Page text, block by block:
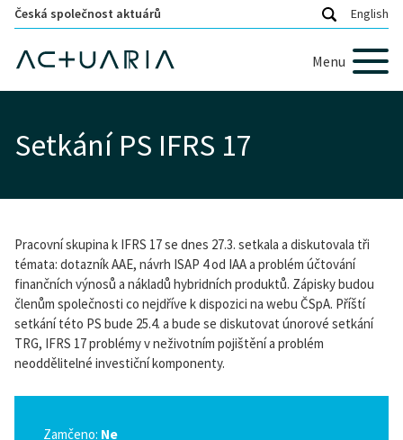
Česká společnost aktuárů English
Menu
Setkání PS IFRS 17
Pracovní skupina k IFRS 17 se dnes 27.3. setkala a diskutovala tři
témata: dotazník AAE, návrh ISAP 4 od IAA a problém účtování
finančních výnosů a nákladů hybridních produktů. Zápisky budou
členům společnosti co nejdříve k dispozici na webu ČSpA. Příští
setkání této PS bude 25.4. a bude se diskutovat únorové setkání
TRG, IFRS 17 problémy v neživotním pojištění a problém
neoddělitelné investiční komponenty.
Zamčeno: Ne